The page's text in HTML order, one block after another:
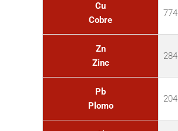
Cu
Cobre
Zn
Zinc
Pb
Plomo